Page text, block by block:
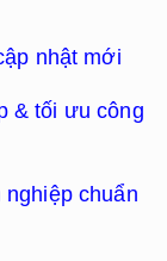
nhật mới
& tối ưu công
chuẩn